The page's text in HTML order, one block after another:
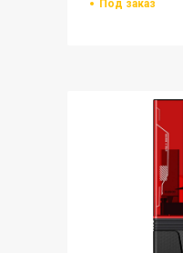
Под заказ